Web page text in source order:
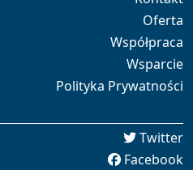
Oferta
Współpraca
Wsparcie
Polityka Prywatności
Twitter
Facebook